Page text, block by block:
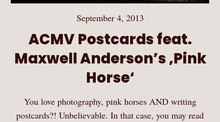
September 4, 2013
ACMV Postcards feat.
Maxwell Anderson’s ‚Pink
Horse‘
You love photography, pink horses AND writing
postcards?! Unbelievable. In that case, you may read